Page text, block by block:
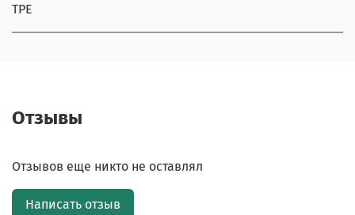
TPE
Отзывы
Отзывов еще никто не оставлял
Написать отзыв